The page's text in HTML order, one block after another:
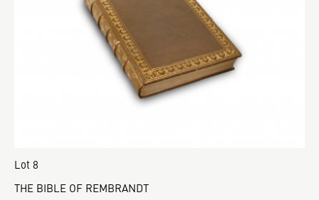
Lot 8
THE BIBLE OF REMBRANDT